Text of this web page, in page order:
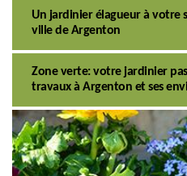
Un jardinier élagueur à votre
ville de Argenton
Zone verte: votre jardinier
travaux à Argenton et ses